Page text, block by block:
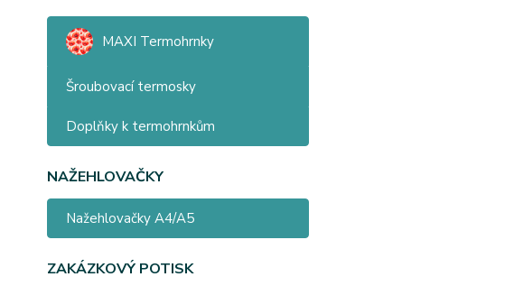
MAXI Termohrnky
Šroubovací termosky
Doplňky k termohrnkům
NAŽEHLOVAČKY
Nažehlovačky A4/A5
ZAKÁZKOVÝ POTISK